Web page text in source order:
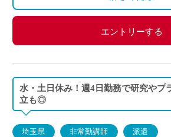
エントリーする
水・土日休み！週4日勤務で研究やプ
立も◎
埼玉県 非常勤講師 派遣